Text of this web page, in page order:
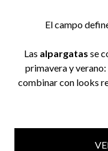
El campo
Las alpargatas se
primavera y
combinar con looks